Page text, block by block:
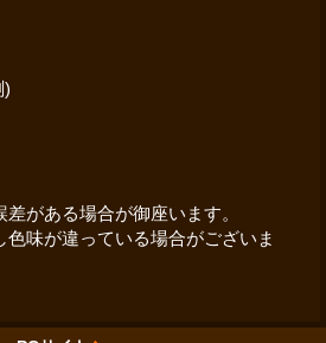
)
がある場合が御座います。
味が違っている場合がございま